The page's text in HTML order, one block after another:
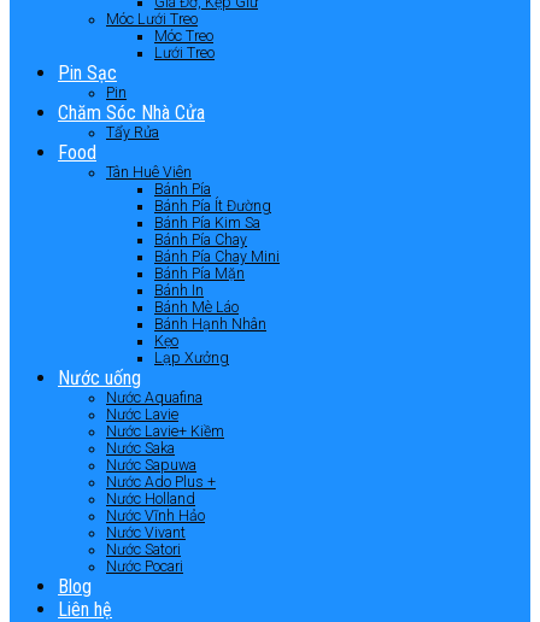
Móc Lưới Treo
Móc Treo
Lưới Treo
Pin Sạc
Pin
Chăm Sóc Nhà Cửa
Tẩy Rửa
Food
Tân Huê Viên
Bánh Pía
Bánh Pía Ít Đường
Bánh Pía Kim Sa
Bánh Pía Chay
Bánh Pía Chay Mini
Bánh Pía Mặn
Bánh In
Bánh Mè Láo
Bánh Hạnh Nhân
Kẹo
Lạp Xưởng
Nước uống
Nước Aquafina
Nước Lavie
Nước Lavie+ Kiềm
Nước Saka
Nước Sapuwa
Nước Ado Plus +
Nước Holland
Nước Vĩnh Hảo
Nước Vivant
Nước Satori
Nước Pocari
Blog
Liên hệ